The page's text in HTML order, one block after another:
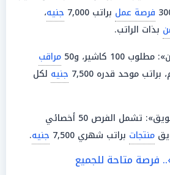
فرصة عمل براتب 7,000 جنيه،
بذات الراتب.
100 كاشير، و50
مراقب
براتب موحد قدره 7,500 جنيه لكل
تشمل الفرص 50 أخصائي
منتجات براتب شهري 7,500 جنيه.
فرصة متاحة للجميع